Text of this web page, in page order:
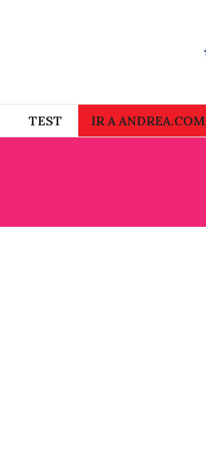
TEST IR A ANDREA.COM